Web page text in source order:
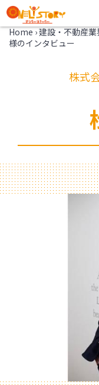
Home ›建設・不動産業
様のインタビュー
株式